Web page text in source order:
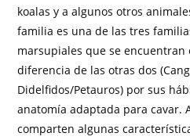
koalas y a algunos otros
familia es una de las tres
marsupiales que se encuentran
diferencia de las otras dos
Didelfidos/Petauros) por sus
anatomía adaptada para cavar.
comparten algunas